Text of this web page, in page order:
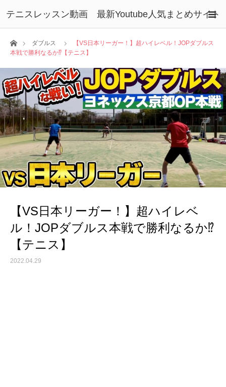
テニスレッスン動画 最新Youtube人気まとめサイト
ホームダブルス
【VS日本リーガー！】超ハイレベル！JOPダブルス
本戦で勝利なるか⁉︎【テニス】
【VS日本リーガー！】超ハイレベ
ル！JOPダブルス本戦で勝利なるか⁉︎
【テニス】
2022.04.29